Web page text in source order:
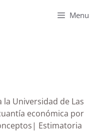
Menu
Universidad de Las
económica por
Estimatoria